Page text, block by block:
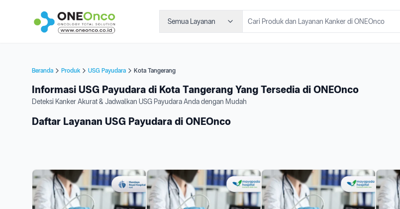
Semua Layanan
Beranda Produk USG Payudara Kota Tangerang
Informasi USG Payudara di Kota Tangerang Yang Tersedia di ONEOnco
Deteksi Kanker Akurat & Jadwalkan USG Payudara Anda dengan Mudah
Daftar Layanan USG Payudara di ONEOnco